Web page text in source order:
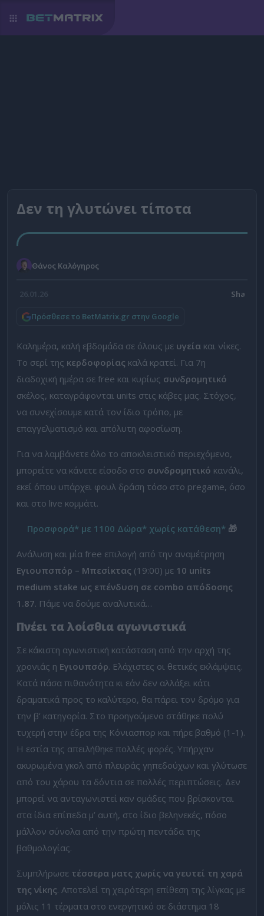
Δεν τη γλυτώνει τίποτα
Θάνος Καλόγηρος
26.01.26
Πρόσθεσε το BetMatrix.gr στην Google
Καλημέρα, καλή εβδομάδα σε όλους με υγεία και νίκες.
Το σερί της κερδοφορίας καλά κρατεί. Για 7η
διαδοχική ημέρα σε free και κυρίως συνδρομητικό
σκέλος, καταγράφονται units στις κάβες μας. Στόχος,
να συνεχίσουμε κατά τον ίδιο τρόπο, με
επαγγελματισμό και απόλυτη αφοσίωση.
Για να λαμβάνετε όλο το αποκλειστικό περιεχόμενο,
μπορείτε να κάνετε είσοδο στο συνδρομητικό κανάλι,
εκεί όπου υπάρχει φουλ δράση τόσο στο pregame, όσο
και στο live κομμάτι.
Προσφορά* με 1100 Δώρα* χωρίς κατάθεση* 🎁
Ανάλυση και μία free επιλογή από την αναμέτρηση
Εγιουπσπόρ – Μπεσίκτας (19:00) με 10 units
medium stake ως επένδυση σε combo απόδοσης
1.87. Πάμε να δούμε αναλυτικά…
Πνέει τα λοίσθια αγωνιστικά
Σε κάκιστη αγωνιστική κατάσταση από την αρχή της
χρονιάς η Εγιουπσόρ. Ελάχιστες οι θετικές εκλάμψεις.
Κατά πάσα πιθανότητα κι εάν δεν αλλάξει κάτι
δραματικά προς το καλύτερο, θα πάρει τον δρόμο για
την β’ κατηγορία. Στο προηγούμενο στάθηκε πολύ
τυχερή στην έδρα της Κόνιασπορ και πήρε βαθμό (1-1).
Η εστία της απειλήθηκε πολλές φορές. Υπήρχαν
ακυρωμένα γκολ από πλευράς γηπεδούχων και γλύτωσε
από του χάρου τα δόντια σε πολλές περιπτώσεις. Δεν
μπορεί να ανταγωνιστεί καν ομάδες που βρίσκονται
στα ίδια επίπεδα μ’ αυτή, στο ίδιο βεληνεκές, πόσο
μάλλον σύνολα από την πρώτη πεντάδα της
βαθμολογίας.
Συμπλήρωσε τέσσερα ματς χωρίς να γευτεί τη χαρά
της νίκης. Αποτελεί τη χειρότερη επίθεση της λίγκας με
μόλις 11 τέρματα στο ενεργητικό σε διάστημα 18